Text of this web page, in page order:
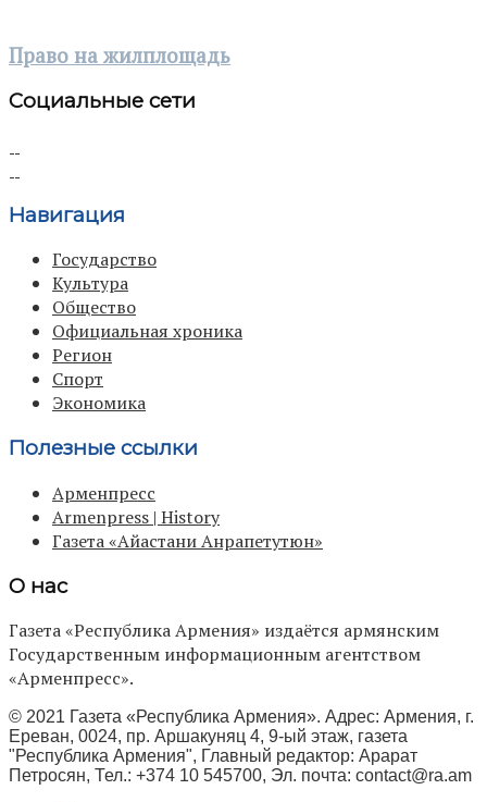
Право на жилплощадь
Социальные сети
Навигация
Государство
Культура
Общество
Официальная хроника
Регион
Спорт
Экономика
Полезные ссылки
Арменпресс
Armenpress | History
Газета «Айастани Анрапетутюн»
О нас
Газета «Республика Армения» издаётся армянским
Государственным информационным агентством
«Арменпресс».
© 2021 Газета «Республика Армения». Адрес: Армения, г.
Ереван, 0024, пр. Аршакуняц 4, 9-ый этаж, газета
"Республика Армения", Главный редактор: Арарат
Петросян, Тел.: +374 10 545700, Эл. почта: contact@ra.am